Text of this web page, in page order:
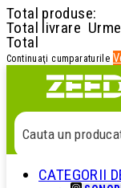
Total produse:
Total livrare
Total
Continuaţi cumparaturile
Cauta un
Cauta o
CATEGORII